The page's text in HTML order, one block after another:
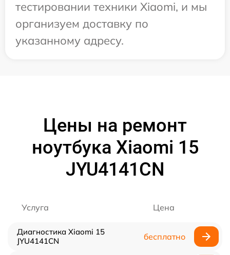
тестировании техники Xiaomi, и мы
организуем доставку по
указанному адресу.
Цены на ремонт
ноутбука Xiaomi 15
JYU4141CN
Услуга Цена
Диагностика Xiaomi 15
JYU4141CN
бесплатно